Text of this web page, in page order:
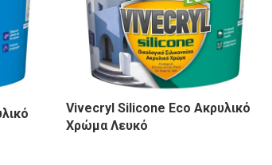
Vivecryl Silicone Eco Ακρυλικό
Χρώμα Λευκό